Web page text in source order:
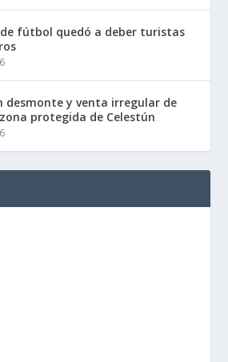
fútbol quedó a deber turistas
desmonte y venta irregular de
protegida de Celestún